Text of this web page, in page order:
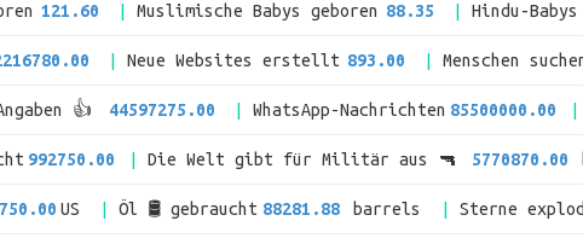
121.60 Muslimische Babys geboren 88.35 Hindu-
Neue Websites erstellt 893.00 Menschen
👍 44597275.00 WhatsApp-Nachrichten 85500000.00
992750.00 Die Welt gibt für Militär aus 🔫 5770870.00
US Öl 🛢 gebraucht 88281.88 barrels Sterne